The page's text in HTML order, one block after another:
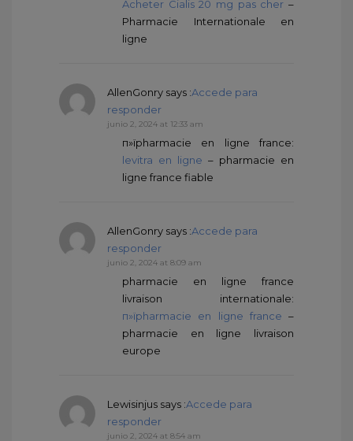
Acheter Cialis 20 mg pas cher –
Pharmacie Internationale en
ligne
AllenGonry says :Accede para
responder
junio 2, 2024 at 12:33 am
п»їpharmacie en ligne france:
levitra en ligne – pharmacie en
ligne france fiable
AllenGonry says :Accede para
responder
junio 2, 2024 at 8:09 am
pharmacie en ligne france
livraison internationale:
п»їpharmacie en ligne france –
pharmacie en ligne livraison
europe
Lewisinjus says :Accede para
responder
junio 2, 2024 at 8:54 am